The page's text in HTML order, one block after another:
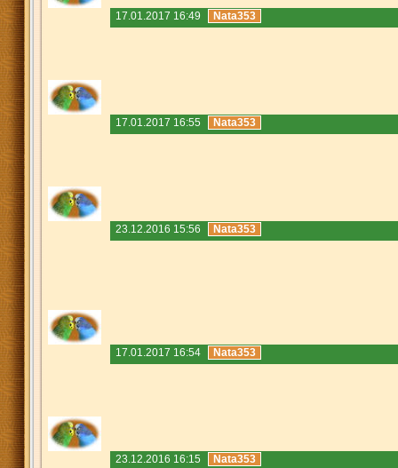
17.01.2017 16:49 Nata353
17.01.2017 16:55 Nata353
23.12.2016 15:56 Nata353
17.01.2017 16:54 Nata353
23.12.2016 16:15 Nata353